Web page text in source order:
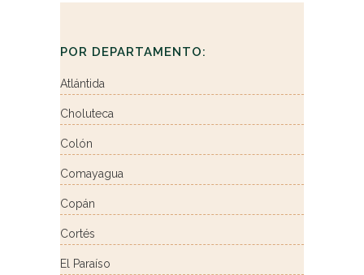
POR DEPARTAMENTO:
Atlántida
Choluteca
Colón
Comayagua
Copán
Cortés
El Paraíso